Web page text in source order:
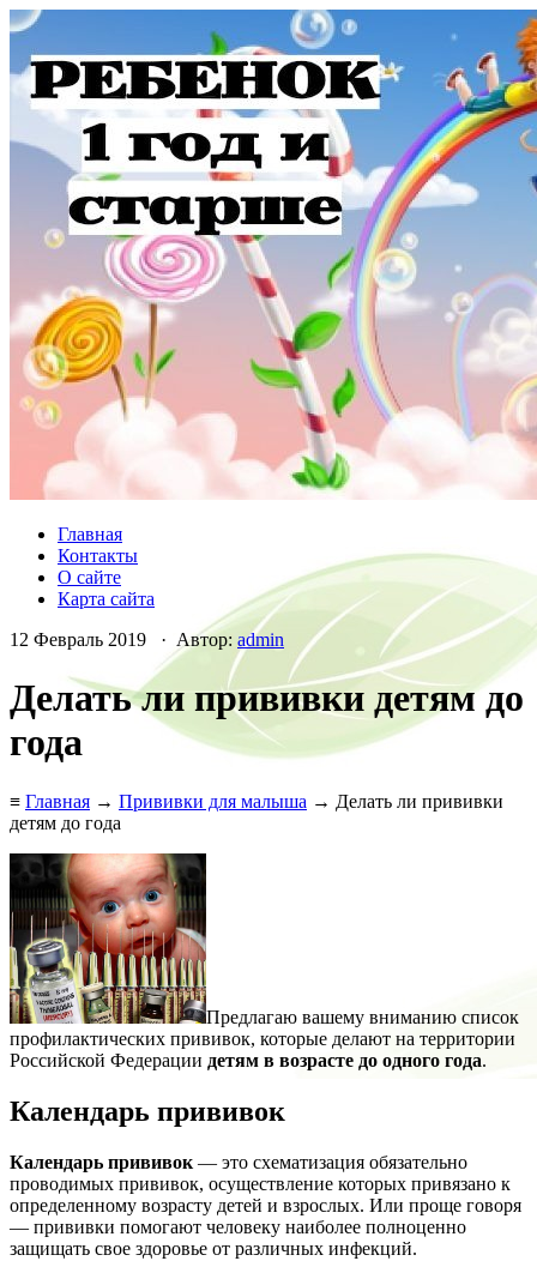
Главная
Контакты
О сайте
Карта сайта
12 Февраль 2019 · Автор: admin
Делать ли прививки детям до
года
≡ Главная → Прививки для малыша → Делать ли прививки
детям до года
Предлагаю вашему вниманию список
профилактических прививок, которые делают на территории
Российской Федерации детям в возрасте до одного года.
Календарь прививок
Календарь прививок — это схематизация обязательно
проводимых прививок, осуществление которых привязано к
определенному возрасту детей и взрослых. Или проще говоря
— прививки помогают человеку наиболее полноценно
защищать свое здоровье от различных инфекций.